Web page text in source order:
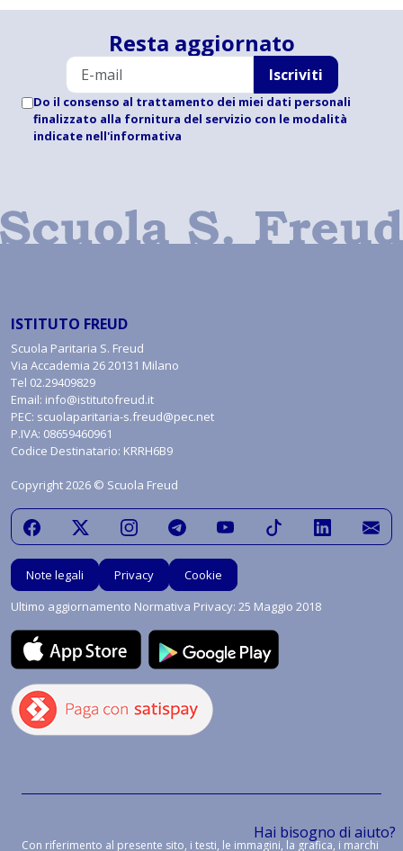
Hai bisogno di aiuto?
Resta aggiornato
Iscriviti
Do il consenso al trattamento dei miei dati personali
finalizzato alla fornitura del servizio con le modalità
indicate nell'informativa
ISTITUTO FREUD
Scuola Paritaria S. Freud
Via Accademia 26 20131 Milano
Tel 02.29409829
Email: info@istitutofreud.it
PEC: scuolaparitaria-s.freud@pec.net
P.IVA: 08659460961
Codice Destinatario: KRRH6B9
Copyright 2026 © Scuola Freud
Note legali Privacy
Cookie
Ultimo aggiornamento Normativa Privacy: 25 Maggio 2018
Con riferimento al presente sito, i testi, le immagini, la grafica, i marchi